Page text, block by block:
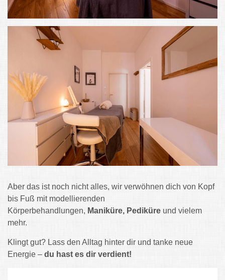
Aber das ist noch nicht alles, wir verwöhnen dich von Kopf
bis Fuß mit modellierenden
Körperbehandlungen, Maniküre, Pediküre und vielem
mehr.
Klingt gut? Lass den Alltag hinter dir und tanke neue
Energie – du hast es dir verdient!